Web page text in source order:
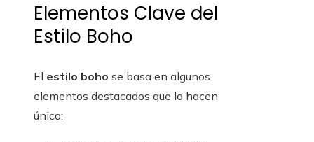
Elementos Clave del
Estilo Boho
El estilo boho se basa en algunos
elementos destacados que lo hacen
único: